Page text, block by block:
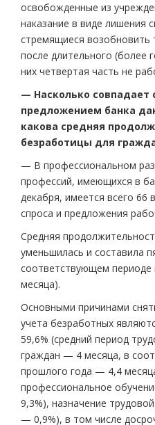
освобожденные из
наказание в виде лишения
стремящиеся возобновить
после длительного (более
них четвертая часть не
— Насколько совпадает
предложением банка
какова средняя
безработицы для
— В профессиональном
профессий, имеющихся в
декабря, имеется всего 66
спроса и предложения
Средняя
уменьшилась и составила
соответствующем
месяца).
Основными причинами
учета безработных
59,6% (средний период
граждан — 4 месяца, в
прошлого года — 4,4
профессиональное
9,3%), назначение
— 0,9%), в том числе